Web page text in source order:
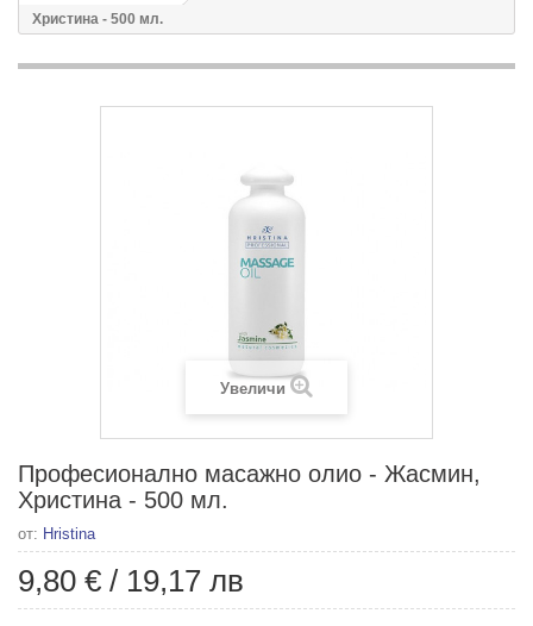
Христина - 500 мл.
Увеличи
Професионално масажно олио - Жасмин,
Христина - 500 мл.
от: Hristina
9,80 € / 19,17 лв